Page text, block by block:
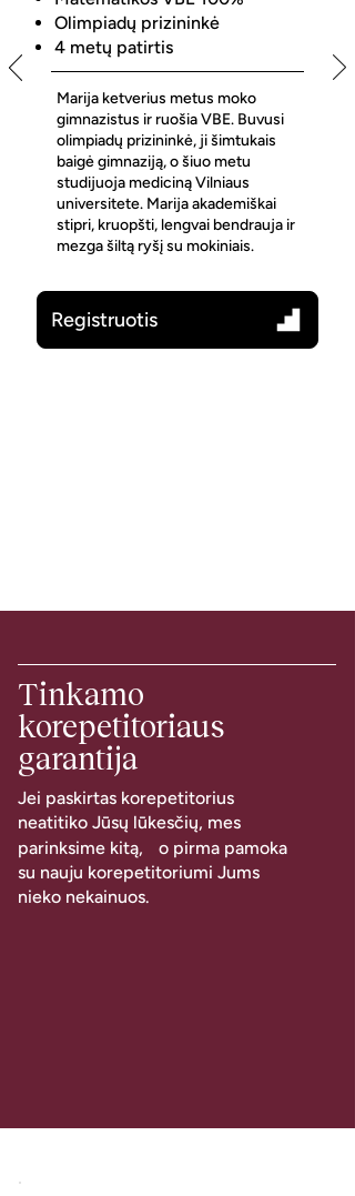
Olimpiadų prizininkė
4 metų patirtis
Marija ketverius metus moko
gimnazistus ir ruošia VBE. Buvusi
olimpiadų prizininkė, ji šimtukais
baigė gimnaziją, o šiuo metu
studijuoja mediciną Vilniaus
universitete. Marija akademiškai
stipri, kruopšti, lengvai bendrauja ir
mezga šiltą ryšį su mokiniais.
Registruotis
Tinkamo
korepetitoriaus
garantija
Jei paskirtas korepetitorius
neatitiko Jūsų lūkesčių, mes
parinksime kitą, o pirma pamoka
su nauju korepetitoriumi Jums
nieko nekainuos.